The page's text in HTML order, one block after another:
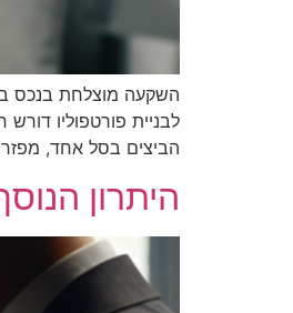
השקעה מוצלחת בנכס
לבניית פורטפוליו
הביצים בסל אחד,
היתרון